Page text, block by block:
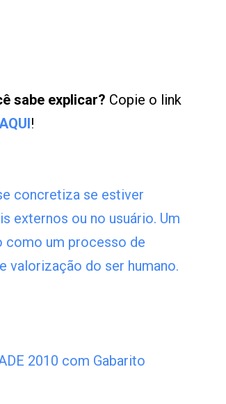
sabe explicar? Copie o link
!
concretiza se estiver
externos ou no usuário. Um
como um processo de
valorização do ser humano.
2010 com Gabarito